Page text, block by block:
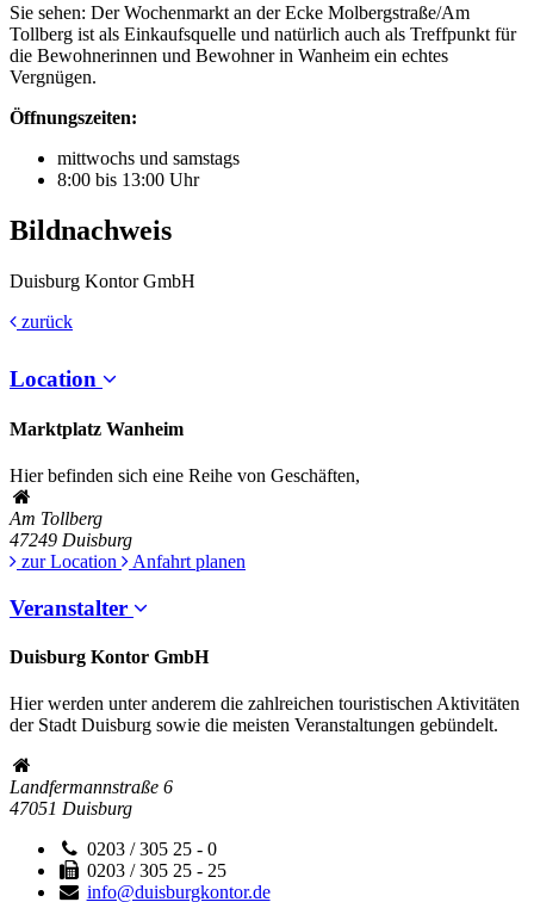
Sie sehen: Der Wochenmarkt an der Ecke Molbergstraße/Am
Tollberg ist als Einkaufsquelle und natürlich auch als Treffpunkt für
die Bewohnerinnen und Bewohner in Wanheim ein echtes
Vergnügen.
Öffnungszeiten:
mittwochs und samstags
8:00 bis 13:00 Uhr
Bildnachweis
Duisburg Kontor GmbH
zurück
Location
Marktplatz Wanheim
Hier befinden sich eine Reihe von Geschäften,
Am Tollberg
47249 Duisburg
zur Location
Anfahrt planen
Veranstalter
Duisburg Kontor GmbH
Hier werden unter anderem die zahlreichen touristischen Aktivitäten
der Stadt Duisburg sowie die meisten Veranstaltungen gebündelt.
Landfermannstraße 6
47051 Duisburg
0203 / 305 25 - 0
0203 / 305 25 - 25
info@duisburgkontor.de